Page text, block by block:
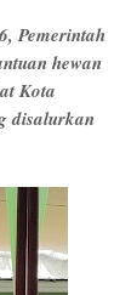
Pemerintah
hewan
Kota
disalurkan